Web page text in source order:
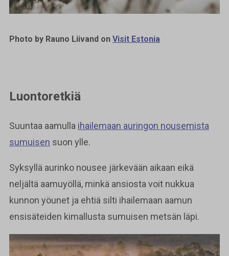
Photo by Rauno Liivand on Visit Estonia
Luontoretkiä
Suuntaa aamulla ihailemaan auringon nousemista
sumuisen suon ylle.
Syksyllä aurinko nousee järkevään aikaan eikä
neljältä aamuyöllä, minkä ansiosta voit nukkua
kunnon yöunet ja ehtiä silti ihailemaan aamun
ensisäteiden kimallusta sumuisen metsän läpi.